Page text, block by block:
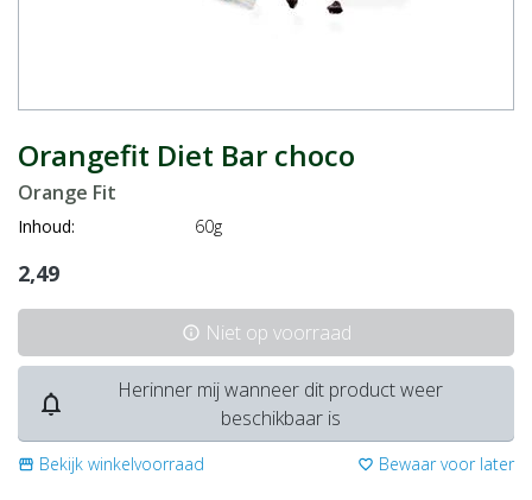
Orangefit Diet Bar choco
Orange Fit
Inhoud: 60g
2,49
info Niet op voorraad
notifications_none
Herinner mij wanneer dit product weer
beschikbaar is
storefront Bekijk winkelvoorraad favorite_border Bewaar voor later